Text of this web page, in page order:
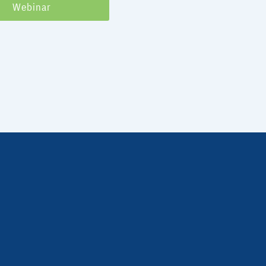
Webinar